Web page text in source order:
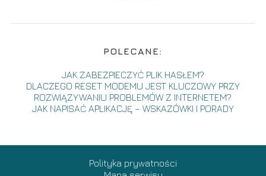
POLECANE:
JAK ZABEZPIECZYĆ PLIK HASŁEM?
DLACZEGO RESET MODEMU JEST KLUCZOWY PRZY
ROZWIĄZYWANIU PROBLEMÓW Z INTERNETEM?
JAK NAPISAĆ APLIKACJĘ – WSKAZÓWKI I PORADY
Polityka prywatności